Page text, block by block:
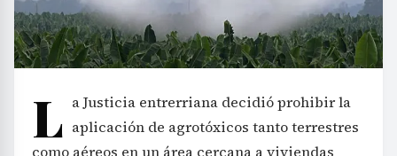
L a Justicia entrerriana decidió prohibir la
aplicación de agrotóxicos tanto terrestres
como aéreos en un área cercana a viviendas